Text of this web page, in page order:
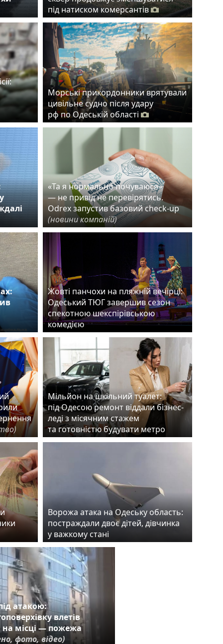
під натиском комерсантів
Морські прикордонники врятували
цивільне судно після удару
рф по Одеській області
«Та я нормально почуваюся»
— не привід не перевірятись.
Odrex запустив базовий check-up
(новини компаній)
Жовті панчохи на пляжній вечірці:
Одеський ТЮГ завершив сезон
спекотною шекспірівською
комедією
Мільйон на шкільний туалет:
під Одесою ремонт віддали бізнес-
леді з місячним стажем
та готовністю будувати метро
Ворожа атака на Одеську область:
постраждали двоє дітей, дівчинка
у важкому стані
атакою:
влетів
місці — пожежа
фото, відео)